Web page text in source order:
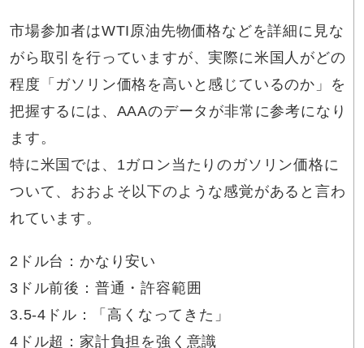
市場参加者はWTI原油先物価格などを詳細に見な
がら取引を行っていますが、実際に米国人がどの
程度「ガソリン価格を高いと感じているのか」を
把握するには、AAAのデータが非常に参考になり
ます。
特に米国では、1ガロン当たりのガソリン価格に
ついて、おおよそ以下のような感覚があると言わ
れています。
2ドル台：かなり安い
3ドル前後：普通・許容範囲
3.5-4ドル：「高くなってきた」
4ドル超：家計負担を強く意識